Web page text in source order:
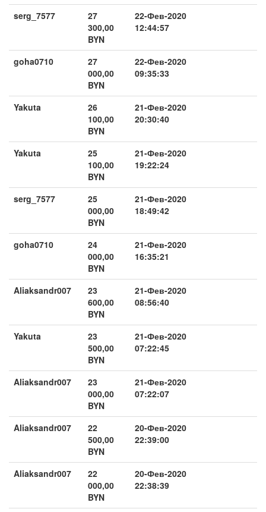
serg_7577
27
300,00
BYN
22-Фев-2020
12:44:57
goha0710
27
000,00
BYN
22-Фев-2020
09:35:33
Yakuta
26
100,00
BYN
21-Фев-2020
20:30:40
Yakuta
25
100,00
BYN
21-Фев-2020
19:22:24
serg_7577
25
000,00
BYN
21-Фев-2020
18:49:42
goha0710
24
000,00
BYN
21-Фев-2020
16:35:21
Aliaksandr007
23
600,00
BYN
21-Фев-2020
08:56:40
Yakuta
23
500,00
BYN
21-Фев-2020
07:22:45
Aliaksandr007
23
000,00
BYN
21-Фев-2020
07:22:07
Aliaksandr007
22
500,00
BYN
20-Фев-2020
22:39:00
Aliaksandr007
22
000,00
BYN
20-Фев-2020
22:38:39